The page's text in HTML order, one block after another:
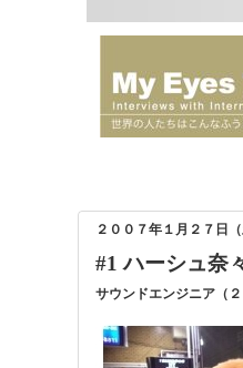
２００７年１月２７日（
#1 ハーシュ奈
サウンドエンジニア（